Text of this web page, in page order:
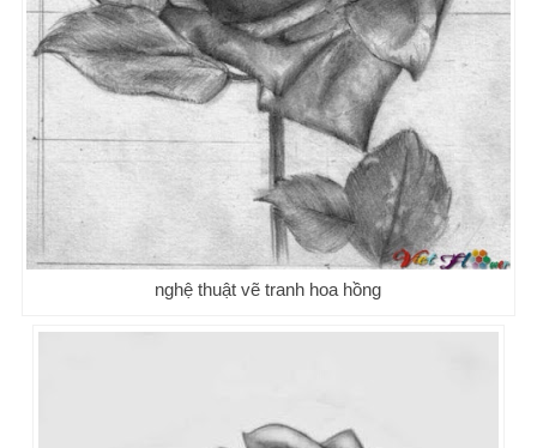
nghệ thuật vẽ tranh hoa hồng